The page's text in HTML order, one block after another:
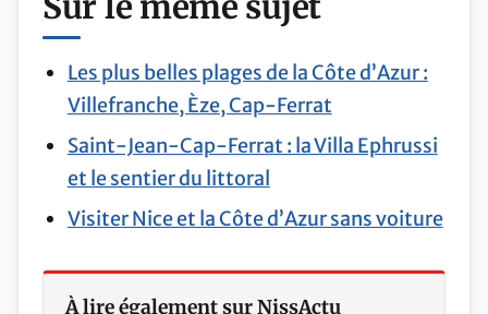
Les plus belles plages de la Côte d’Azur :
Villefranche, Èze, Cap-Ferrat
Saint-Jean-Cap-Ferrat : la Villa Ephrussi
et le sentier du littoral
Visiter Nice et la Côte d’Azur sans voiture
À lire également sur NissActu